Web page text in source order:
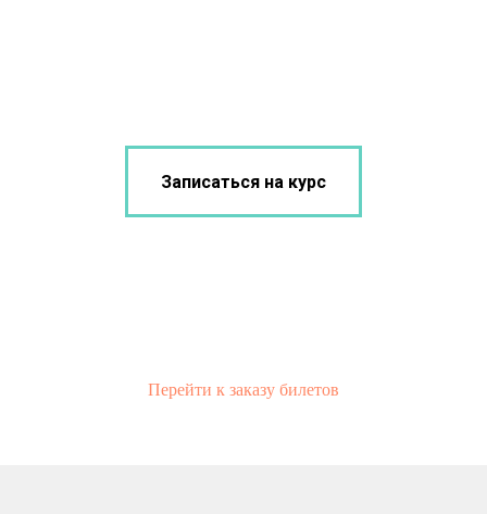
Записаться на курс
Перейти к заказу билетов